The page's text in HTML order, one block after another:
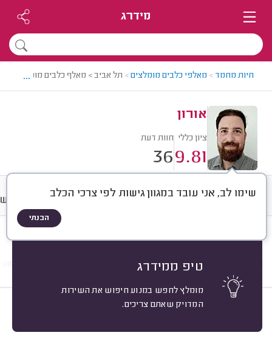
מידרג
חיות מחמד > מאלפי כלבים מומלצים> תל אביב > מאלף כלבים מומלץ -
...
אורון
ציון כללי
9.81
חוות דעת
36
שימו לב, אני עובד במגוון גישות לפי צרכי הכלב
הבנתי
טיפ ממידרג
מומלץ לחפש במנוע חיפוש את השירות
המדויק שאתם צריכים.
חוות דעת מחירים ממוצע
גור או כלב בוגר סוג
אורי שטימברג, תל אביב.